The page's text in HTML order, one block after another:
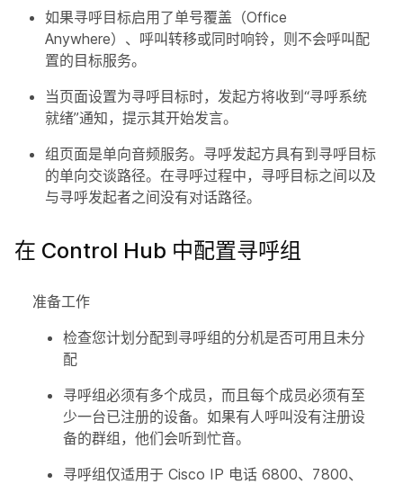
如果寻呼目标启用了单号覆盖（Office
Anywhere）、呼叫转移或同时响铃，则不会呼叫配
置的目标服务。
当页面设置为寻呼目标时，发起方将收到“寻呼系统
就绪”通知，提示其开始发言。
组页面是单向音频服务。寻呼发起方具有到寻呼目标
的单向交谈路径。在寻呼过程中，寻呼目标之间以及
与寻呼发起者之间没有对话路径。
在 Control Hub 中配置寻呼组
准备工作
检查您计划分配到寻呼组的分机是否可用且未分
配
寻呼组必须有多个成员，而且每个成员必须有至
少一台已注册的设备。如果有人呼叫没有注册设
备的群组，他们会听到忙音。
寻呼组仅适用于 Cisco IP 电话 6800、7800、